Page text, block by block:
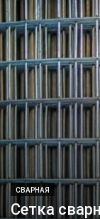
СВАРНАЯ
Сетка